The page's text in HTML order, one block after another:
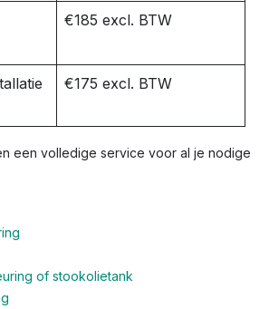
€185 excl. BTW
€175 excl. BTW
een volledige service voor al je nodige
of stookolietank